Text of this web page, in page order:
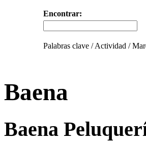
Encontrar:
Palabras clave / Actividad /
Baena
Baena